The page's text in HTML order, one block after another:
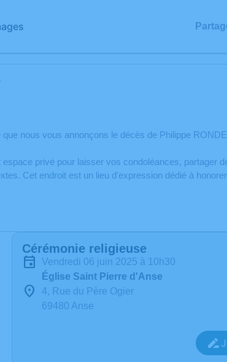
que nous vous annonçons le décès de Philippe
privé pour laisser vos condoléances, partager
Cet endroit est un lieu d'expression dédié à
Cérémonie religieuse
vendredi 06 juin 2025 à 10h30
Église Saint Pierre d'Anse
4, Rue du Père Ogier
69480 Anse